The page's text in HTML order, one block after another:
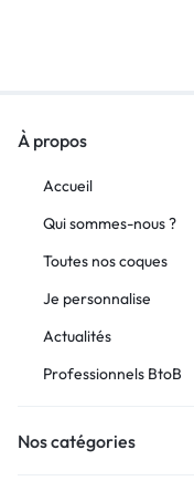
À propos
Accueil
Qui sommes-nous ?
Toutes nos coques
Je personnalise
Actualités
Professionnels BtoB
Nos catégories